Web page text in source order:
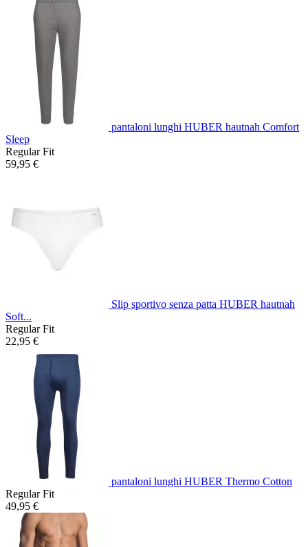
pantaloni lunghi HUBER hautnah Comfort
Sleep
Regular Fit
59,95 €
Slip sportivo senza patta HUBER hautnah
Soft...
Regular Fit
22,95 €
pantaloni lunghi HUBER Thermo Cotton
Regular Fit
49,95 €